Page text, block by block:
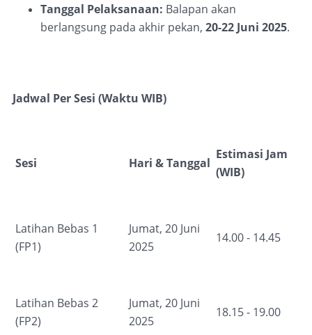
Tanggal Pelaksanaan: Balapan akan
berlangsung pada akhir pekan, 20-22 Juni 2025.
Jadwal Per Sesi (Waktu WIB)
Sesi Hari & Tanggal
Estimasi Jam
(WIB)
Latihan Bebas 1
(FP1)
Jumat, 20 Juni
2025
14.00 - 14.45
Latihan Bebas 2
(FP2)
Jumat, 20 Juni
2025
18.15 - 19.00